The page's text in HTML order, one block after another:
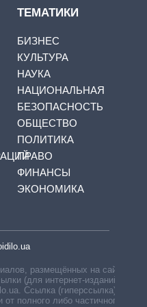
ТЕМАТИКИ
БИЗНЕС
КУЛЬТУРА
НАУКА
НАЦИОНАЛЬНАЯ
БЕЗОПАСНОСТЬ
ОБЩЕСТВО
ПОЛИТИКА
ПРАВО
ФИНАНСЫ
ЭКОНОМИКА
размещённых на сайте,
(для интернет-изданий —
Ссылка (гиперссылка)
полного либо частичного